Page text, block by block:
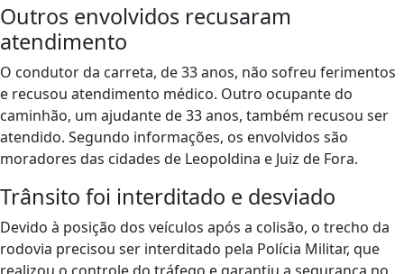
Outros envolvidos recusaram
atendimento
O condutor da carreta, de 33 anos, não sofreu ferimentos
e recusou atendimento médico. Outro ocupante do
caminhão, um ajudante de 33 anos, também recusou ser
atendido. Segundo informações, os envolvidos são
moradores das cidades de Leopoldina e Juiz de Fora.
Trânsito foi interditado e desviado
Devido à posição dos veículos após a colisão, o trecho da
rodovia precisou ser interditado pela Polícia Militar, que